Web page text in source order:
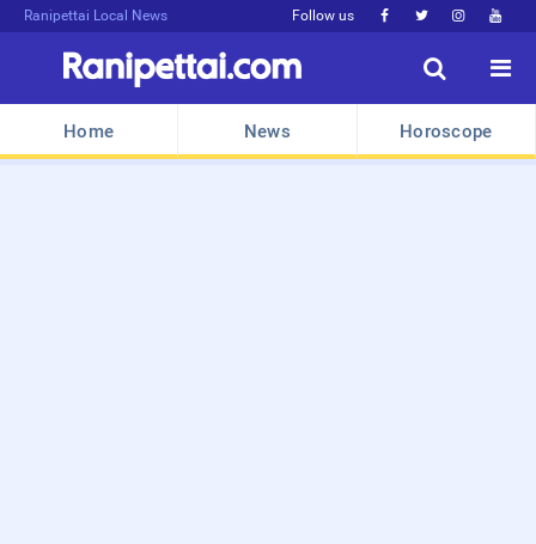
Ranipettai Local News Follow us    


Home News Horoscope